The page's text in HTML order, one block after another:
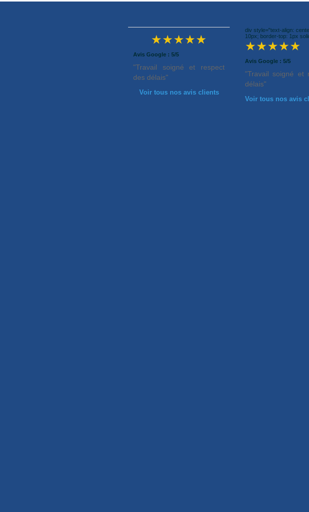
★★★★★
Avis Google : 5/5
"Travail soigné et respect
des délais"
Voir tous nos avis clients
div style="text-align:
10px; border-top: 1px
★★★★★
Avis Google : 5/5
"Travail soigné et
délais"
Voir tous nos avis